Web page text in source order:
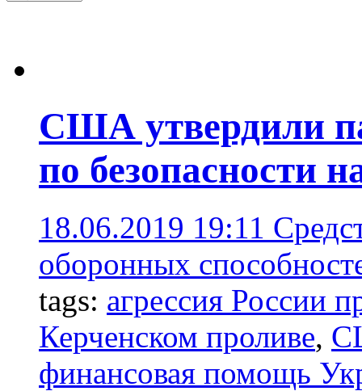
США утвердили
по безопасности
18.06.2019 19:11
оборонных
tags: агрессия России
Керченском проливе,
финансовая помощь